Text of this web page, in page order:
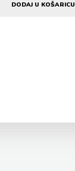
DODAJ U KOŠARICU